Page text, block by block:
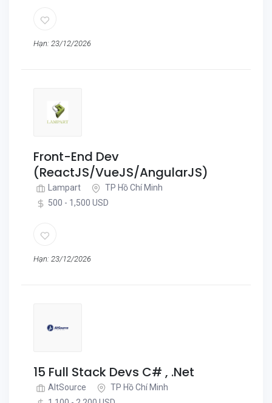
Hạn: 23/12/2026
Front-End Dev
(ReactJS/VueJS/AngularJS)
Lampart
TP Hồ Chí Minh
500 - 1,500 USD
Hạn: 23/12/2026
15 Full Stack Devs C# , .Net
AltSource
TP Hồ Chí Minh